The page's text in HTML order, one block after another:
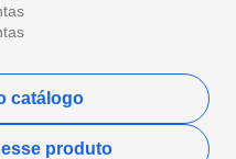
catálogo
produto